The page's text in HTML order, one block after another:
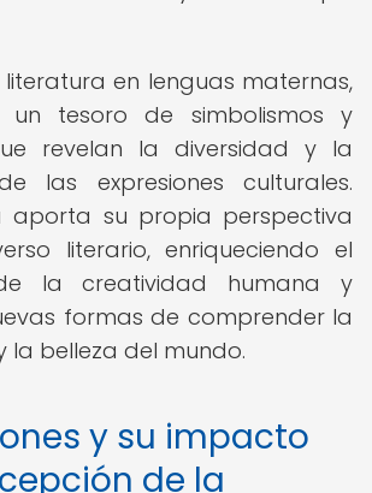
en lenguas maternas,
un tesoro de simbolismos y
revelan la diversidad y la
las expresiones culturales.
aporta su propia perspectiva
literario, enriqueciendo el
la creatividad humana y
formas de comprender la
la belleza del mundo.
y su impacto
de la